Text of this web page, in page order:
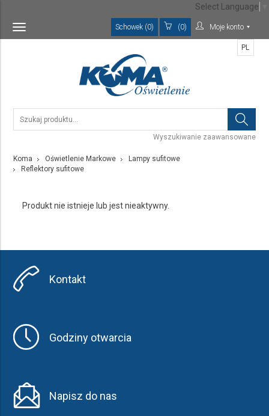
Toggle
navigation
Schowek (0) (0) Moje konto
Wyszukiwanie zaawansowane
PL
Koma Oświetlenie Markowe
Lampy sufitowe
Reflektory sufitowe
Produkt nie istnieje lub jest nieaktywny.
Kontakt
Godziny otwarcia
Napisz do nas
Select Language